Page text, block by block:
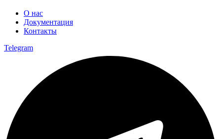
О нас
Документация
Контакты
Telegram